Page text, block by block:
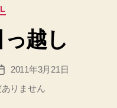
越し
稿
2011年3月21日
りません